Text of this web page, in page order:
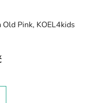
Pink, KOEL4kids